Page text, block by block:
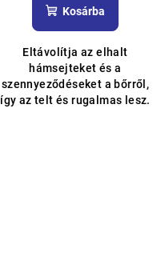
átlagos
értékelése
ből
5,0
csillag.
Kosárba
Eltávolítja az elhalt
hámsejteket és a
szennyeződéseket a bőrről,
így az telt és rugalmas lesz.